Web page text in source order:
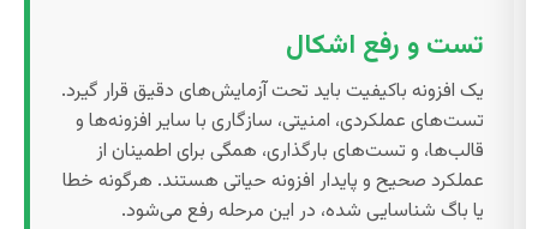
تست و رفع اشکال
یک افزونه باکیفیت باید تحت آزمایش‌های دقیق قرار گیرد.
تست‌های عملکردی، امنیتی، سازگاری با سایر افزونه‌ها و
قالب‌ها، و تست‌های بارگذاری، همگی برای اطمینان از
عملکرد صحیح و پایدار افزونه حیاتی هستند. هرگونه خطا
یا باگ شناسایی شده، در این مرحله رفع می‌شود.